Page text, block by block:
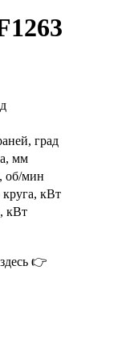
град
мм
об/мин
кВт
кВт
👉